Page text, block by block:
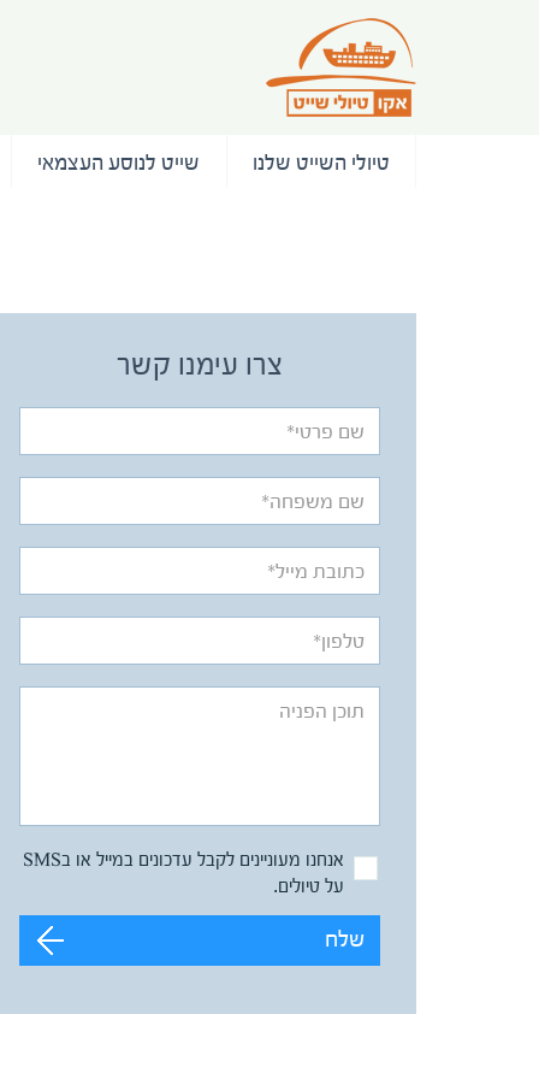
טיולי השייט שלנו שייט לנוסע העצמאי
צרו עימנו קשר
אנחנו מעוניינים לקבל עדכונים במייל או בSMS
על טיולים.
שלח